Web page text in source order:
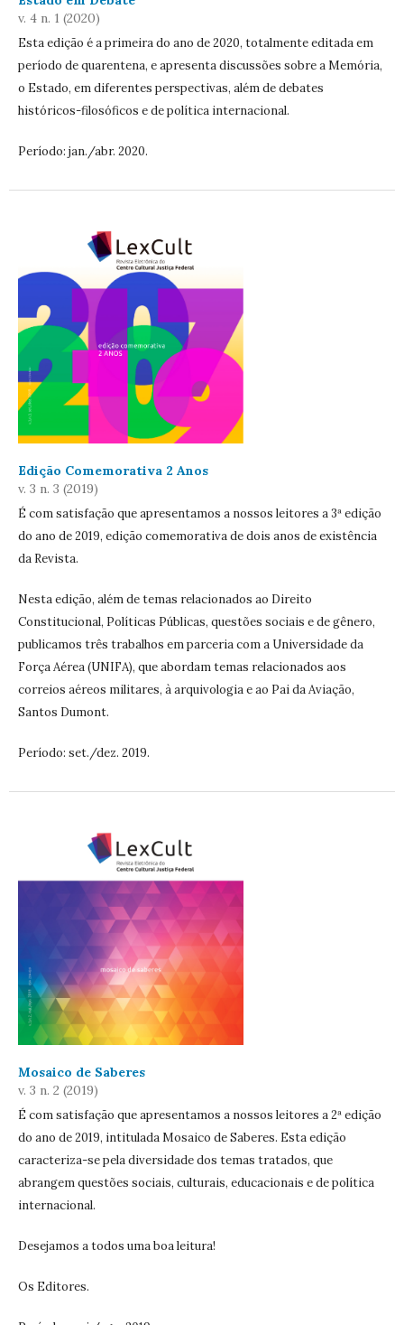
v. 4 n. 1 (2020)
Esta edição é a primeira do ano de 2020, totalmente editada em
período de quarentena, e apresenta discussões sobre a Memória,
o Estado, em diferentes perspectivas, além de debates
históricos-filosóficos e de política internacional.
Período: jan./abr. 2020.
Edição Comemorativa 2 Anos
v. 3 n. 3 (2019)
É com satisfação que apresentamos a nossos leitores a 3ª edição
do ano de 2019, edição comemorativa de dois anos de existência
da Revista.
Nesta edição, além de temas relacionados ao Direito
Constitucional, Políticas Públicas, questões sociais e de gênero,
publicamos três trabalhos em parceria com a Universidade da
Força Aérea (UNIFA), que abordam temas relacionados aos
correios aéreos militares, à arquivologia e ao Pai da Aviação,
Santos Dumont.
Período: set./dez. 2019.
Mosaico de Saberes
v. 3 n. 2 (2019)
É com satisfação que apresentamos a nossos leitores a 2ª edição
do ano de 2019, intitulada Mosaico de Saberes. Esta edição
caracteriza-se pela diversidade dos temas tratados, que
abrangem questões sociais, culturais, educacionais e de política
internacional.
Desejamos a todos uma boa leitura!
Os Editores.